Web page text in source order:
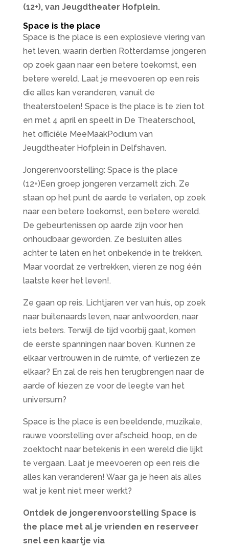
(12+), van Jeugdtheater Hofplein.
Space is the place
Space is the place is een explosieve viering van
het leven, waarin dertien Rotterdamse jongeren
op zoek gaan naar een betere toekomst, een
betere wereld. Laat je meevoeren op een reis
die alles kan veranderen, vanuit de
theaterstoelen! Space is the place is te zien tot
en met 4 april en speelt in De Theaterschool,
het officiële MeeMaakPodium van
Jeugdtheater Hofplein in Delfshaven.
Jongerenvoorstelling: Space is the place
(12+)Een groep jongeren verzamelt zich. Ze
staan op het punt de aarde te verlaten, op zoek
naar een betere toekomst, een betere wereld.
De gebeurtenissen op aarde zijn voor hen
onhoudbaar geworden. Ze besluiten alles
achter te laten en het onbekende in te trekken.
Maar voordat ze vertrekken, vieren ze nog één
laatste keer het leven!.
Ze gaan op reis. Lichtjaren ver van huis, op zoek
naar buitenaards leven, naar antwoorden, naar
iets beters. Terwijl de tijd voorbij gaat, komen
de eerste spanningen naar boven. Kunnen ze
elkaar vertrouwen in de ruimte, of verliezen ze
elkaar? En zal de reis hen terugbrengen naar de
aarde of kiezen ze voor de leegte van het
universum?
Space is the place is een beeldende, muzikale,
rauwe voorstelling over afscheid, hoop, en de
zoektocht naar betekenis in een wereld die lijkt
te vergaan. Laat je meevoeren op een reis die
alles kan veranderen! Waar ga je heen als alles
wat je kent niet meer werkt?
Ontdek de jongerenvoorstelling Space is
the place met al je vrienden en reserveer
snel een kaartje via